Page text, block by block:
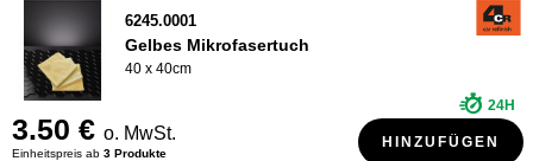
6245.0001
Gelbes Mikrofasertuch
40 x 40cm
3.50 € o. MwSt.
Einheitspreis ab 3 Produkte
24H
HINZUFÜGEN